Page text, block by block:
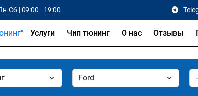
Сб | 09:00 - 19:00
Услуги Чип тюнинг О нас Отзывы